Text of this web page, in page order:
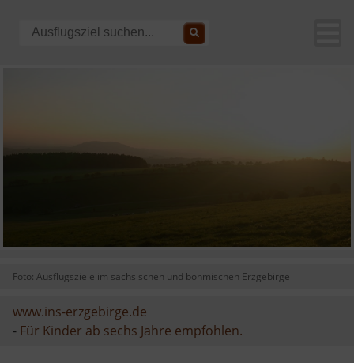
Foto: Ausflugsziele im sächsischen und böhmischen Erzgebirge
www.ins-erzgebirge.de
- Für Kinder ab sechs Jahre empfohlen.